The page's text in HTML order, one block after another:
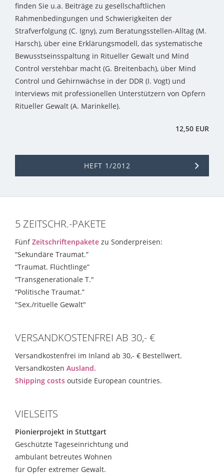
finden Sie u.a. Beiträge zu gesellschaftlichen
Rahmenbedingungen und Schwierigkeiten der
Strafverfolgung (C. Igny), zum Beratungsstellen-Alltag (M.
Harsch), über eine Erklärungsmodell, das systematische
Bewusstseinsspaltung in Ritueller Gewalt und Mind
Control verstehbar macht (G. Breitenbach), über Mind
Control und Gehirnwächse in der DDR (I. Vogt) und
Interviews mit professionellen Unterstützern von Opfern
Ritueller Gewalt (A. Marinkelle).
12,50 EUR
HEFT 1/2012
5 ZEITSCHR.-PAKETE
FünfZeitschriftenpakete zu Sonderpreisen:
“Sekundäre Traumat.”
“Traumat. Flüchtlinge”
“Transgenerationale T."
“Politische Traumat.”
"Sex./rituelle Gewalt"
VERSANDKOSTENFREI AB 30,- €
Versandkostenfrei im Inland ab 30,- € Bestellwert.
Versandkosten Ausland.
Shipping costs outside European countries.
VIELSEITS
Pionierprojekt in Stuttgart
Geschützte Tageseinrichtung und
ambulant betreutes Wohnen
für Opfer extremer Gewalt.